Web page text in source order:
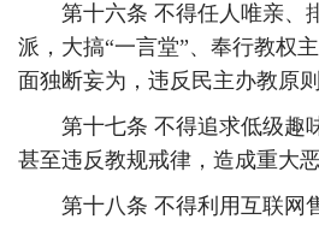
第十六条 不得任人唯亲、
派，大搞“一言堂”、奉行教权
面独断妄为，违反民主办教原则
第十七条 不得追求低级趣味
甚至违反教规戒律，造成重大恶
第十八条 不得利用互联网